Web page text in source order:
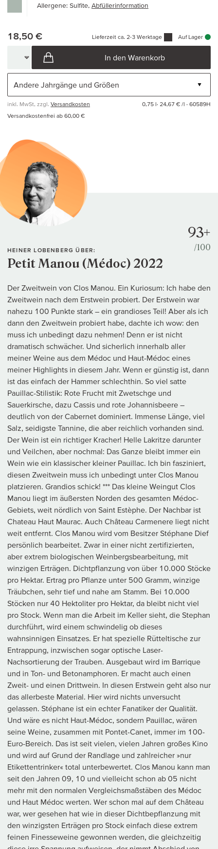
Allergene: Sulfite, Abfüllerinformation
18,50 € Lieferzeit ca. 2-3 Werktage Auf Lager
In den Warenkorb
inkl. MwSt, zzgl. Versandkosten 0,75 l· 24,67 € /l · 60589H
Versandkostenfrei ab 60,00 €
HEINER LOBENBERG ÜBER:
Petit Manou (Médoc) 2022
93+
/100
Der Zweitwein von Clos Manou. Ein Kuriosum: Ich habe den
Zweitwein nach dem Erstwein probiert. Der Erstwein war
nahezu 100 Punkte stark – ein grandioses Teil! Aber als ich
dann den Zweitwein probiert habe, dachte ich wow: den
muss ich unbedingt dazu nehmen! Denn er ist nicht
dramatisch schwächer. Und sicherlich innerhalb aller
meiner Weine aus dem Médoc und Haut-Médoc eines
meiner Highlights in diesem Jahr. Wenn er günstig ist, dann
ist das einfach der Hammer schlechthin. So viel satte
Pauillac-Stilistik: Rote Frucht mit Zwetschge und
Sauerkirsche, dazu Cassis und rote Johannisbeere –
deutlich von der Cabernet dominiert. Immense Länge, viel
Salz, seidigste Tannine, die aber reichlich vorhanden sind.
Der Wein ist ein richtiger Kracher! Helle Lakritze darunter
und Veilchen, aber nochmal: Das Ganze bleibt immer ein
Wein wie ein klassischer kleiner Pauillac. Ich bin fasziniert,
diesen Zweitwein muss ich unbedingt unter Clos Manou
platzieren. Grandios schick! *** Das kleine Weingut Clos
Manou liegt im äußersten Norden des gesamten Médoc-
Gebiets, weit nördlich von Saint Estèphe. Der Nachbar ist
Chateau Haut Maurac. Auch Château Carmenere liegt nicht
weit entfernt. Clos Manou wird vom Besitzer Stéphane Dief
persönlich bearbeitet. Zwar in einer nicht zertifizierten,
aber extrem biologischen Weinbergsbearbeitung, mit
winzigen Erträgen. Dichtpflanzung von über 10.000 Stöcke
pro Hektar. Ertrag pro Pflanze unter 500 Gramm, winzige
Träubchen, sehr tief und nahe am Stamm. Bei 10.000
Stöcken nur 40 Hektoliter pro Hektar, da bleibt nicht viel
pro Stock. Wenn man die Arbeit im Keller sieht, die Stephan
durchführt, wird einem schwindelig ob dieses
wahnsinnigen Einsatzes. Er hat spezielle Rütteltische zur
Entrappung, inzwischen sogar optische Laser-
Nachsortierung der Trauben. Ausgebaut wird im Barrique
und in Ton- und Betonamphoren. Er macht auch einen
Zweit- und einen Drittwein. In diesen Erstwein geht also nur
das allerbeste Material. Hier wird nichts unversucht
gelassen. Stéphane ist ein echter Fanatiker der Qualität.
Und wäre es nicht Haut-Médoc, sondern Pauillac, wären
seine Weine, zusammen mit Pontet-Canet, immer im 100-
Euro-Bereich. Das ist seit vielen, vielen Jahren großes Kino
und wird auf Grund der Randlage und zahlreicher »nur
Etikettentrinker« total unterbewertet. Clos Manou kann man
seit den Jahren 09, 10 und vielleicht schon ab 05 nicht
mehr mit den normalen Vergleichsmaßstäben des Médoc
und Haut Médoc werten. Wer schon mal auf dem Château
war, wer gesehen hat wie in dieser Dichtbepflanzung mit
den winzigsten Erträgen pro Stock einfach diese extrem
feinen Finesseweine gewonnen werden, die gleichzeitig